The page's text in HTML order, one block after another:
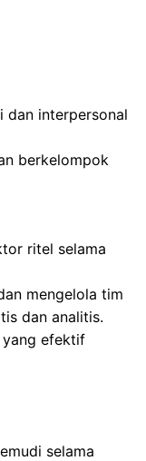
dan interpersonal
berkelompok
ritel selama
mengelola tim
dan analitis.
yang efektif
selama